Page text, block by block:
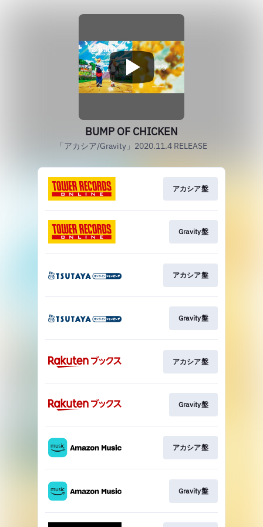
BUMP OF CHICKEN
「アカシア/Gravity」2020.11.4 RELEASE
アカシア盤
Gravity盤
アカシア盤
Gravity盤
アカシア盤
Gravity盤
アカシア盤
Gravity盤